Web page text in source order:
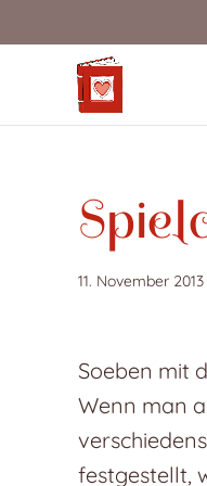
k
11. November 2013
Soeben mit
Wenn man
festgestellt,